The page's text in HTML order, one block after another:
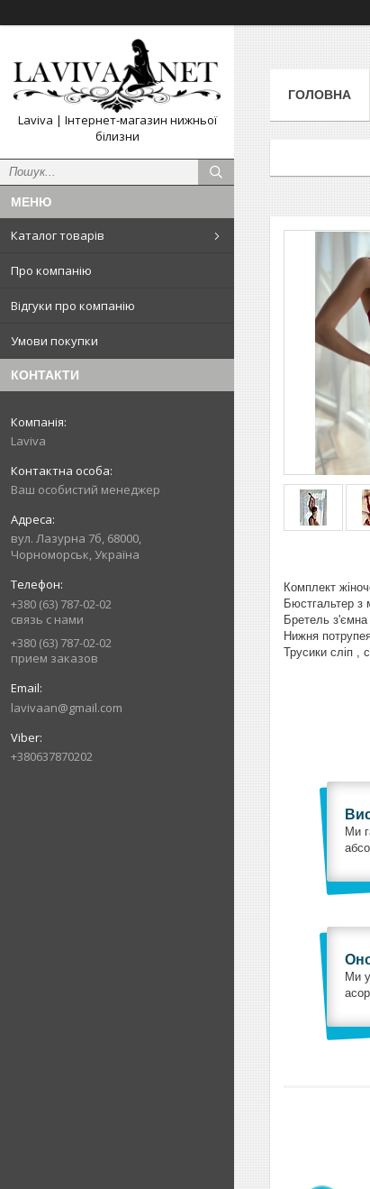
Laviva | Інтернет-магазин нижньої
білизни
Каталог товарів
Про компанію
Відгуки про компанію
Умови покупки
КОНТАКТИ
Laviva
Ваш особистий менеджер
вул. Лазурна 7б, 68000,
Чорноморськ, Україна
+380 (63) 787-02-02
связь с нами
+380 (63) 787-02-02
прием заказов
lavivaan@gmail.com
+380637870202
ГОЛОВНА
Комплект
Бюстгальтер з
Бретель
Нижня
Трусики сліп ,
Ми
Ми